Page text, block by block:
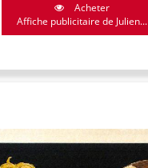
Acheter
Affiche publicitaire de Julien...